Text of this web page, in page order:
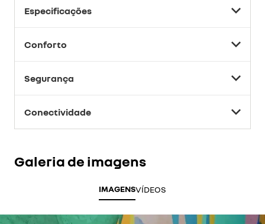
Especificações
Conforto
Segurança
Conectividade
Galeria de imagens
IMAGENSVÍDEOS